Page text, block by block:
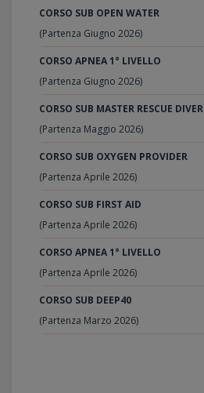
CORSO SUB OPEN WATER
(Partenza Giugno 2026)
CORSO APNEA 1° LIVELLO
(Partenza Giugno 2026)
CORSO SUB MASTER RESCUE DIVER
(Partenza Maggio 2026)
CORSO SUB OXYGEN PROVIDER
(Partenza Aprile 2026)
CORSO SUB FIRST AID
(Partenza Aprile 2026)
CORSO APNEA 1° LIVELLO
(Partenza Aprile 2026)
CORSO SUB DEEP40
(Partenza Marzo 2026)